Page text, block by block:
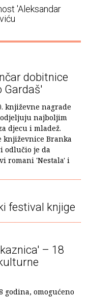
'Aleksandar
dobitnice
Gardaš'
književne nagrade
najboljim
djecu i mladež.
književnice Branka
odlučio je da
romani 'Nestala' i
festival knjige
– 18
godina, omogućeno